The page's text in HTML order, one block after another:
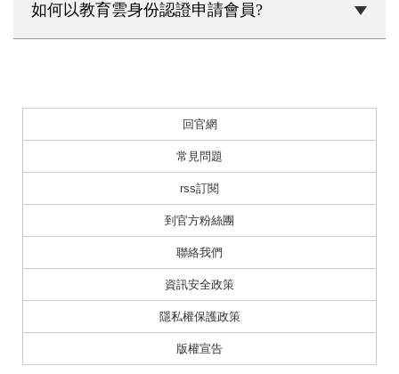
如何以教育雲身份認證申請會員?
回官網
常見問題
rss訂閱
到官方粉絲團
聯絡我們
資訊安全政策
隱私權保護政策
版權宣告